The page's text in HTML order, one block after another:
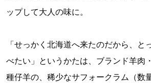
ップして大人の味に。
「せっかく北海道へ来たのだから、と
べたい」というかたは、ブランド羊肉
種仔羊の、稀少なサフォークラム（数